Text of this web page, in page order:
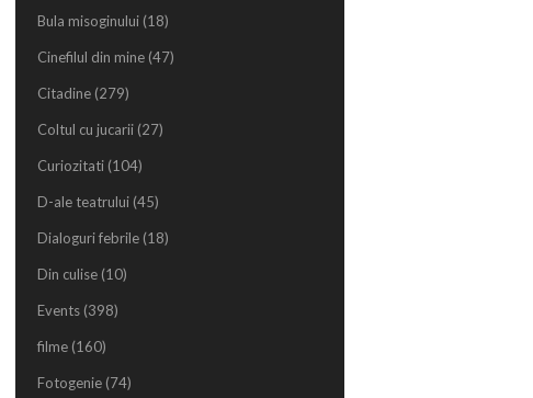
Bula misoginului (18)
Cinefilul din mine (47)
Citadine (279)
Coltul cu jucarii (27)
Curiozitati (104)
D-ale teatrului (45)
Dialoguri febrile (18)
Din culise (10)
Events (398)
filme (160)
Fotogenie (74)